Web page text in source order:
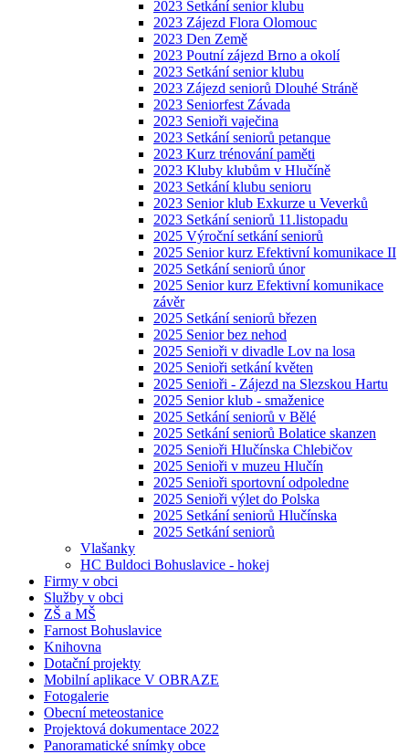
2023 Setkání senior klubu
2023 Zájezd Flora Olomouc
2023 Den Země
2023 Poutní zájezd Brno a okolí
2023 Setkání senior klubu
2023 Zájezd seniorů Dlouhé Stráně
2023 Seniorfest Závada
2023 Senioři vaječina
2023 Setkání seniorů petanque
2023 Kurz trénování paměti
2023 Kluby klubům v Hlučíně
2023 Setkání klubu senioru
2023 Senior klub Exkurze u Veverků
2023 Setkání seniorů 11.listopadu
2025 Výroční setkání seniorů
2025 Senior kurz Efektivní komunikace II
2025 Setkání seniorů únor
2025 Senior kurz Efektivní komunikace
závěr
2025 Setkání seniorů březen
2025 Senior bez nehod
2025 Senioři v divadle Lov na losa
2025 Senioři setkání květen
2025 Senioři - Zájezd na Slezskou Hartu
2025 Senior klub - smaženice
2025 Setkání seniorů v Bělé
2025 Setkání seniorů Bolatice skanzen
2025 Senioři Hlučínska Chlebičov
2025 Senioři v muzeu Hlučín
2025 Senioři sportovní odpoledne
2025 Senioři výlet do Polska
2025 Setkání seniorů Hlučínska
2025 Setkání seniorů
Vlašanky
HC Buldoci Bohuslavice - hokej
Firmy v obci
Služby v obci
ZŠ a MŠ
Farnost Bohuslavice
Knihovna
Dotační projekty
Mobilní aplikace V OBRAZE
Fotogalerie
Obecní meteostanice
Projektová dokumentace 2022
Panoramatické snímky obce